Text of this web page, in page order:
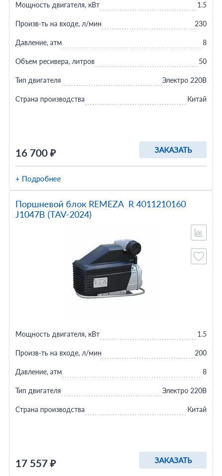
16 700 ₽ ЗАКАЗАТЬ
Мощность двигателя, кВт 1.5
Произв-ть на входе, л/мин 230
Давление, атм 8
Объем ресивера, литров 50
Тип двигателя Электро 220В
Страна производства Китай
+ Подробнее
Поршневой блок REMEZA R 4011210160
J1047B (TAV-2024)
17 557 ₽ ЗАКАЗАТЬ
Мощность двигателя, кВт 1.5
Произв-ть на входе, л/мин 200
Давление, атм 8
Тип двигателя Электро 220В
Страна производства Китай